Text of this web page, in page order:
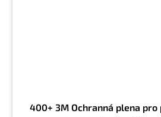
400+ 3M Ochranná plena pro